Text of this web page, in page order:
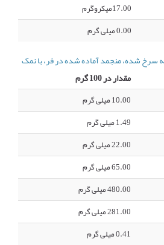
17.00میکروگرم
0.00 میلی گرم
سرخ شده، منجمد آماده شده در فر، با نمک
مقدار در 100 گرم
10.00 میلی گرم
1.49 میلی گرم
22.00 میلی گرم
65.00 میلی گرم
480.00 میلی گرم
281.00 میلی گرم
0.41 میلی گرم